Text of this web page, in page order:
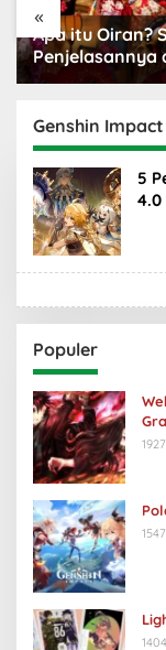
«
Budaya Ramen
Jepang:
Tradisi Lezat
Genshin
5
4.0
Populer